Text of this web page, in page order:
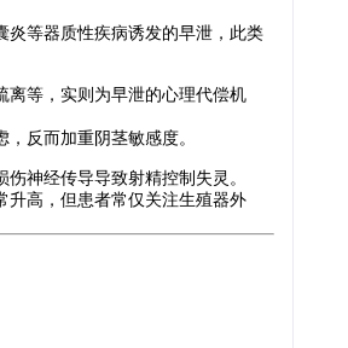
炎等器质性疾病诱发的早泄，此类
离等，实则为早泄的心理代偿机
反而加重阴茎敏感度。
神经传导导致射精控制失灵。
升高，但患者常仅关注生殖器外